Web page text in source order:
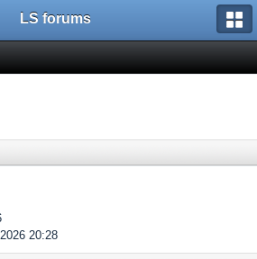
LS forums
20:28